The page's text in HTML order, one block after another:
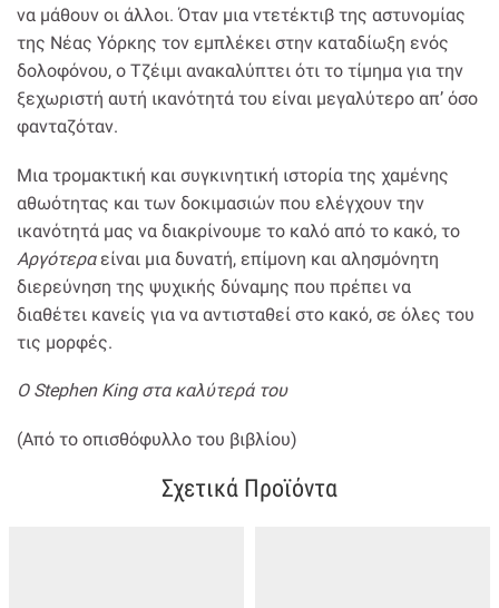
να μάθουν οι άλλοι. Όταν μια ντετέκτιβ της αστυνομίας
της Νέας Υόρκης τον εμπλέκει στην καταδίωξη ενός
δολοφόνου, ο Τζέιμι ανακαλύπτει ότι το τίμημα για την
ξεχωριστή αυτή ικανότητά του είναι μεγαλύτερο απ’ όσο
φανταζόταν.
Mια τρομακτική και συγκινητική ιστορία της χαμένης
αθωότητας και των δοκιμασιών που ελέγχουν την
ικανότητά μας να διακρίνουμε το καλό από το κακό, το
Αργότεραείναι μια δυνατή, επίμονη και αλησμόνητη
διερεύνηση της ψυχικής δύναμης που πρέπει να
διαθέτει κανείς για να αντισταθεί στο κακό, σε όλες του
τις μορφές.
Ο Stephen King στα καλύτερά του
(Από το οπισθόφυλλο του βιβλίου)
Σχετικά Προϊόντα